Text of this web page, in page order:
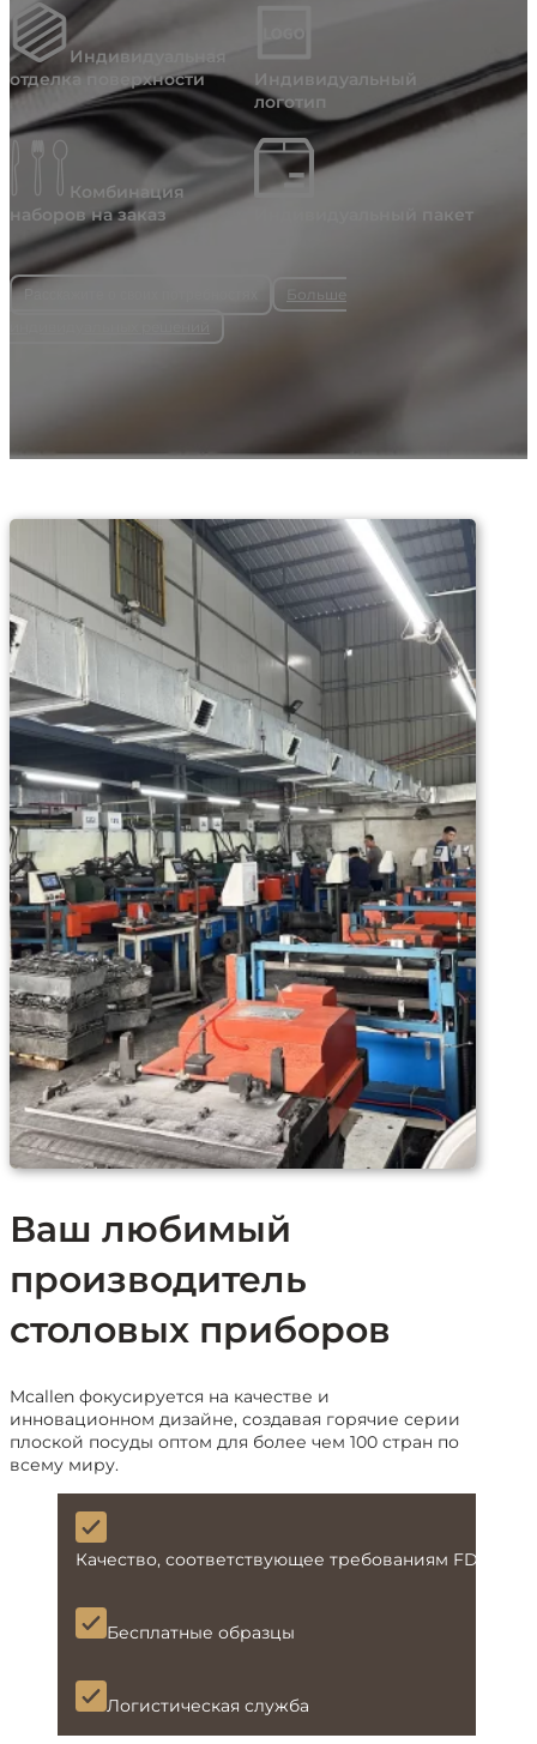
Индивидуальная
отделка поверхности
Индивидуальный
логотип
Комбинация
наборов на заказ
Индивидуальный пакет
Расскажите о своих потребностях
Больше
Ваш любимый
производитель
столовых приборов
Mcallen фокусируется на качестве и
инновационном дизайне, создавая горячие серии
плоской посуды оптом для более чем 100 стран по
всему миру.
Качество, соответствующее требованиям FDA и
Бесплатные образцы
Логистическая служба